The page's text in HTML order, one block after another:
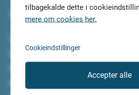
Vi gør arbejdet for dig.
Lån 10000 kroner
tilbagekalde dette i
mere om cookies her.
Cookieindstillinger
Accepter alle